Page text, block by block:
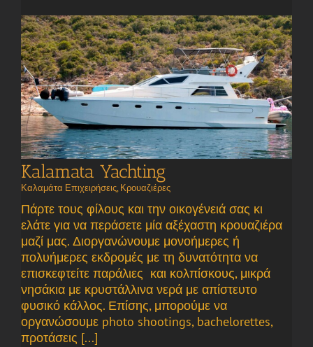
Kalamata Yachting
Καλαμάτα Επιχειρήσεις, Κρουαζιέρες
Πάρτε τους φίλους και την οικογένειά σας κι
ελάτε για να περάσετε μία αξέχαστη κρουαζιέρα
μαζί μας. Διοργανώνουμε μονοήμερες ή
πολυήμερες εκδρομές με τη δυνατότητα να
επισκεφτείτε παράλιες και κολπίσκους, μικρά
νησάκια με κρυστάλλινα νερά με απίστευτο
φυσικό κάλλος. Επίσης, μπορούμε να
οργανώσουμε photo shootings, bachelorettes,
προτάσεις [...]